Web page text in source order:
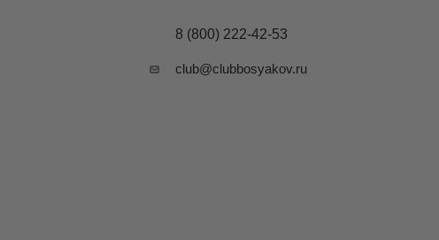
8 (800) 222-42-53
club@clubbosyakov.ru